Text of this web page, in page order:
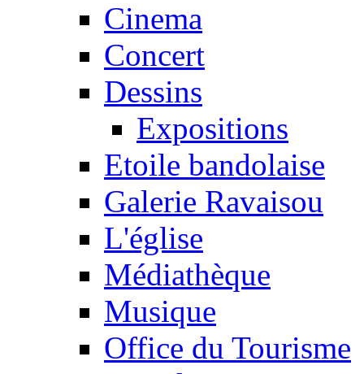
Cinema
Concert
Dessins
Expositions
Etoile bandolaise
Galerie Ravaisou
L'église
Médiathèque
Musique
Office du Tourisme